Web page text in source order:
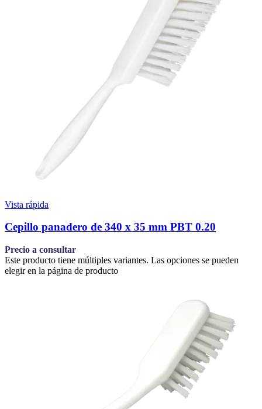
Vista rápida
Cepillo panadero de 340 x 35 mm PBT 0.20
Precio a consultar
Este producto tiene múltiples variantes. Las opciones se pueden
elegir en la página de producto